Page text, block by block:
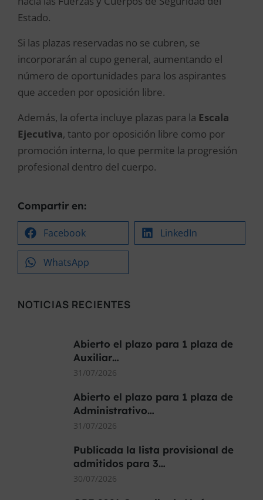
Estado.
Si las plazas reservadas no se cubren, se
incorporarán al cupo general, aumentando el
número de oportunidades para los aspirantes
que acceden por oposición libre.
Además, la oferta incluye plazas para la Escala
Ejecutiva, tanto por oposición libre como por
promoción interna, lo que permite la progresión
profesional dentro del cuerpo.
Compartir en:
Facebook LinkedIn
WhatsApp
NOTICIAS RECIENTES
Abierto el plazo para 1 plaza de
Auxiliar…
31/07/2026
Abierto el plazo para 1 plaza de
Administrativo…
31/07/2026
Publicada la lista provisional de
admitidos para 3…
30/07/2026